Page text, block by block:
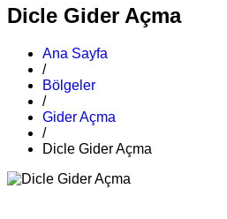
Dicle Gider Açma
Ana Sayfa
/
Bölgeler
/
Gider Açma
/
Dicle Gider Açma